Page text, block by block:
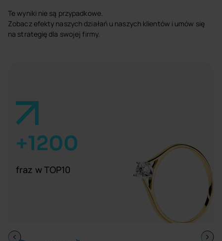
Te wyniki nie są przypadkowe.
Zobacz efekty naszych działań u naszych klientów i umów się
na strategię dla swojej firmy.
+1200
fraz w TOP10